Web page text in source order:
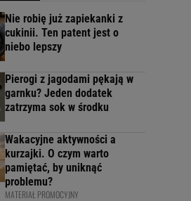
Nie robię już zapiekanki z
cukinii. Ten patent jest o
niebo lepszy
Pierogi z jagodami pękają w
garnku? Jeden dodatek
zatrzyma sok w środku
Wakacyjne aktywności a
kurzajki. O czym warto
pamiętać, by uniknąć
problemu?
MATERIAŁ PROMOCYJNY